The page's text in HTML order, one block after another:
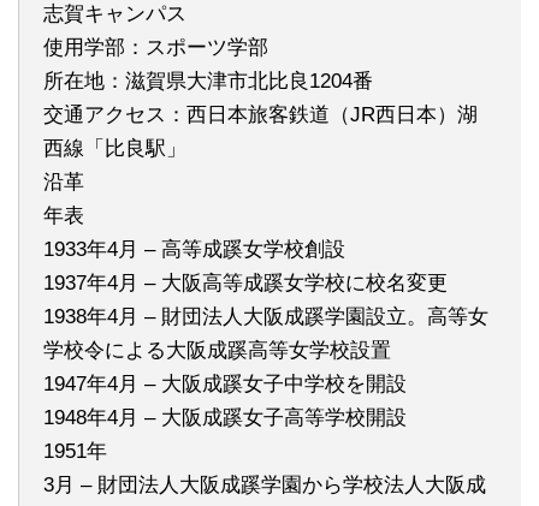
志賀キャンパス
使用学部：スポーツ学部
所在地：滋賀県大津市北比良1204番
交通アクセス：西日本旅客鉄道（JR西日本）湖
西線「比良駅」
沿革
年表
1933年4月 – 高等成蹊女学校創設
1937年4月 – 大阪高等成蹊女学校に校名変更
1938年4月 – 財団法人大阪成蹊学園設立。高等女
学校令による大阪成蹊高等女学校設置
1947年4月 – 大阪成蹊女子中学校を開設
1948年4月 – 大阪成蹊女子高等学校開設
1951年
3月 – 財団法人大阪成蹊学園から学校法人大阪成